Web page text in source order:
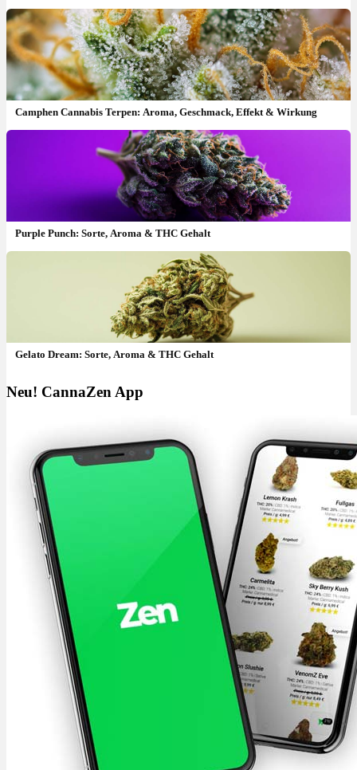
Camphen Cannabis Terpen: Aroma, Geschmack, Effekt & Wirkung
Purple Punch: Sorte, Aroma & THC Gehalt
Gelato Dream: Sorte, Aroma & THC Gehalt
Neu! CannaZen App